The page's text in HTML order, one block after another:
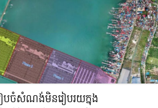
បចំសំណង់មិនរៀបរយក្នុង